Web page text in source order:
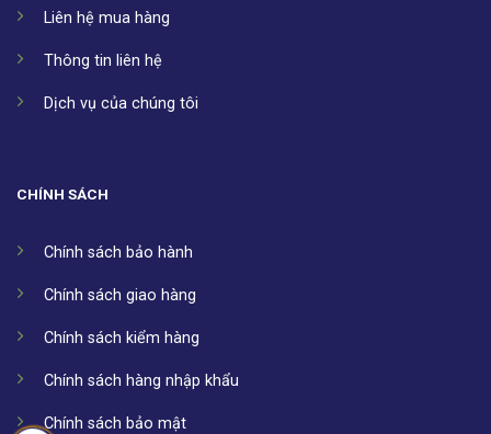
Liên hệ mua hàng
Thông tin liên hệ
Dịch vụ của chúng tôi
CHÍNH SÁCH
Chính sách bảo hành
Chính sách giao hàng
Chính sách kiểm hàng
Chính sách hàng nhập khẩu
Chính sách bảo mật